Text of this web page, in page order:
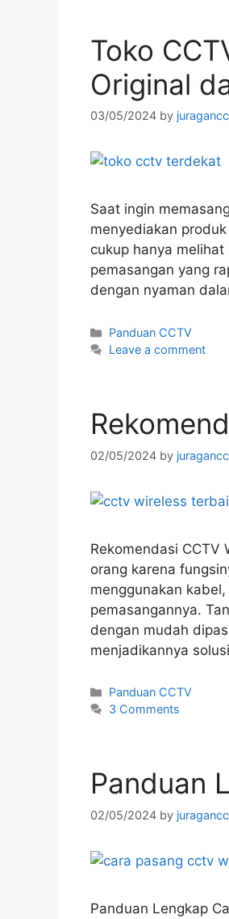
Toko
Original
03/05/2024 by
Saat ingin
menyediakan
cukup hanya
pemasangan yang
dengan nyaman
Panduan CCTV
Leave a comment
02/05/2024 by
Rekomendasi CCTV
orang karena
menggunakan
pemasangannya.
dengan mudah
menjadikannya
Panduan CCTV
3 Comments
Panduan
02/05/2024 by
Panduan Lengkap